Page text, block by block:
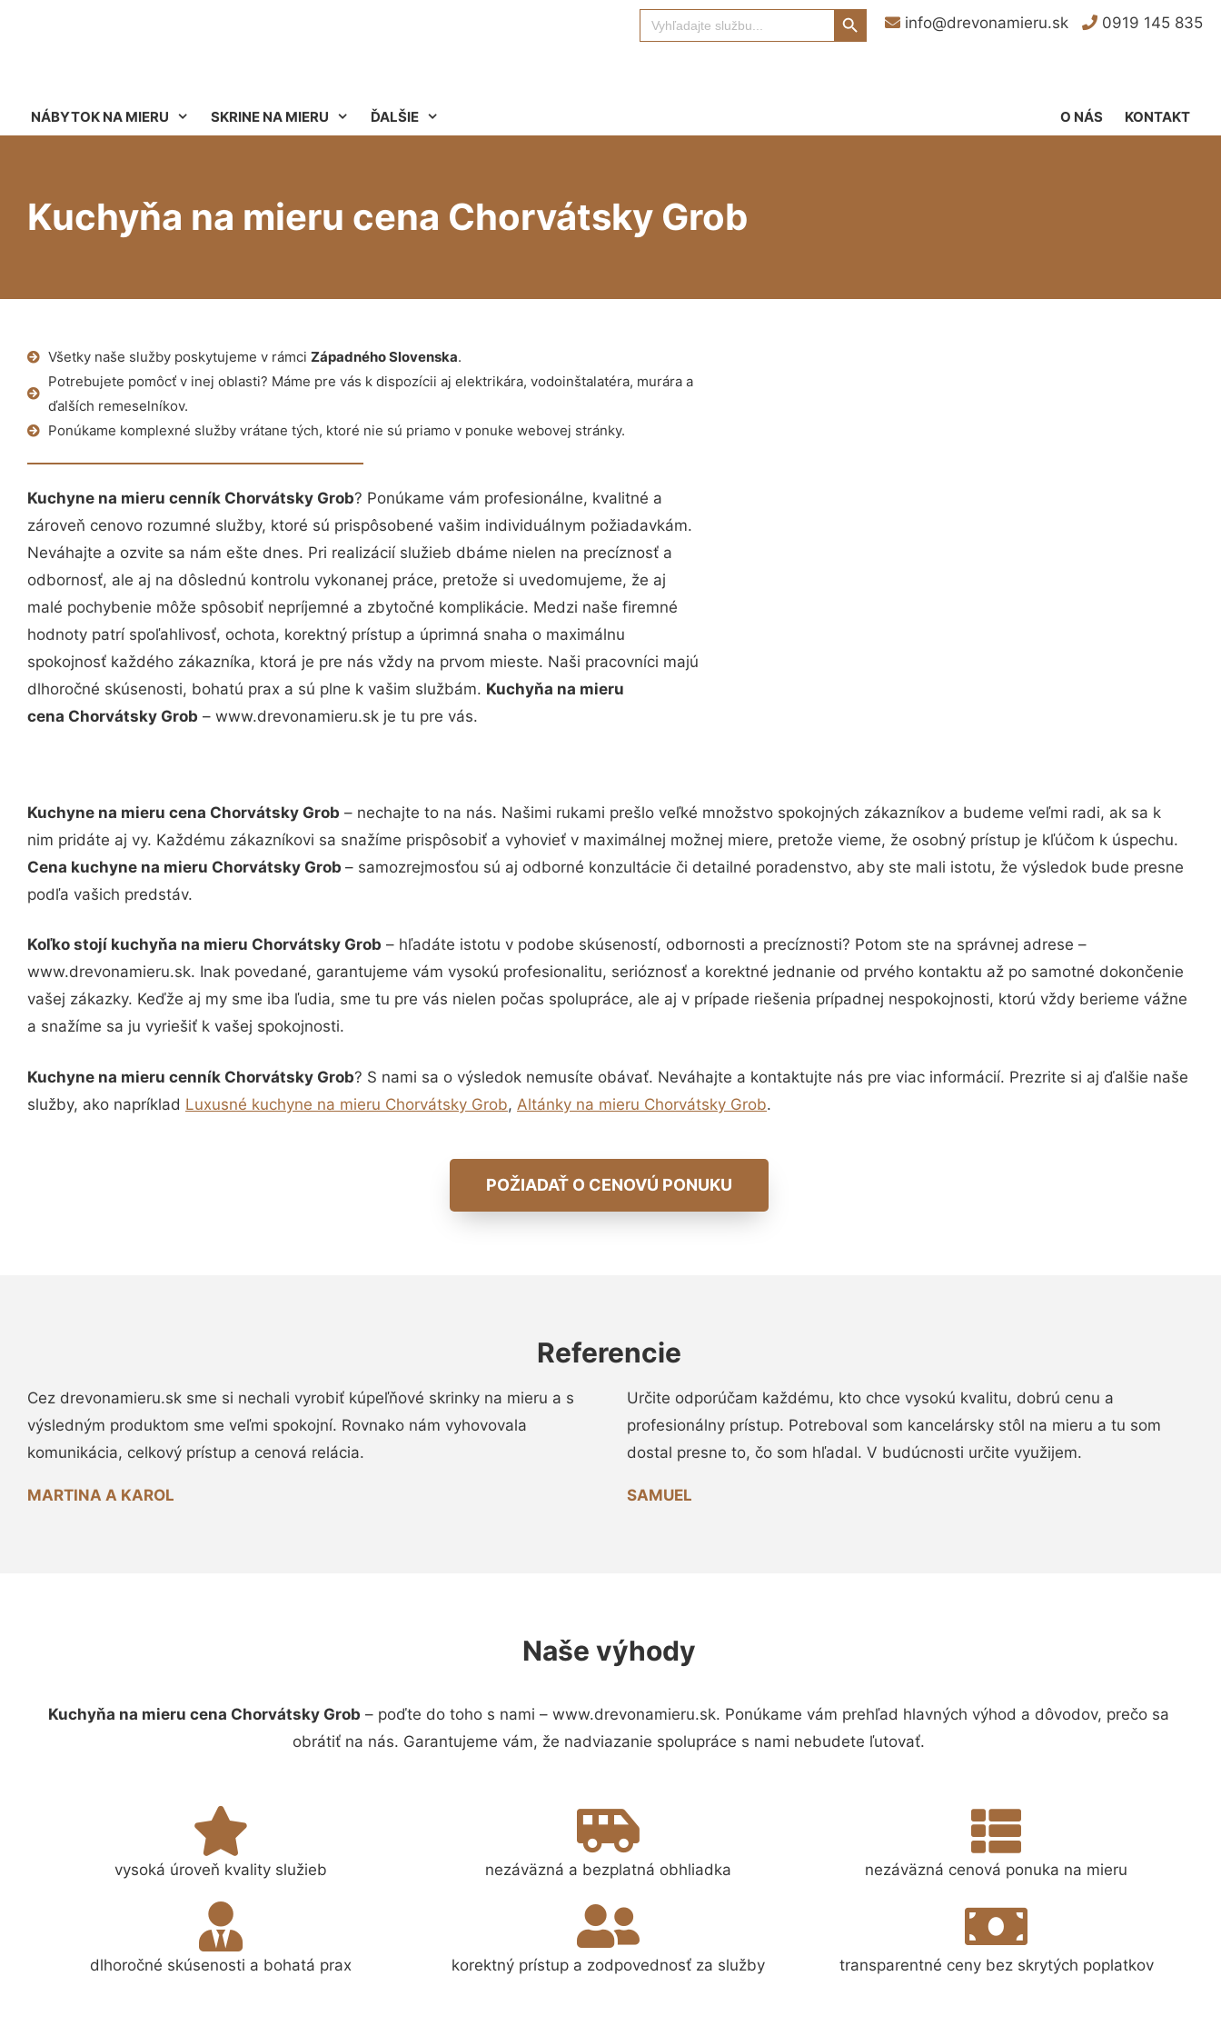
info@drevonamieru.sk 0919 145 835
Search
for:
Search Button
NÁBYTOK NA MIERU SKRINE NA MIERU ĎALŠIE KONTAKT
O NÁS
Kuchyňa na mieru cena Chorvátsky Grob
Všetky naše služby poskytujeme v rámci Západného Slovenska.
Potrebujete pomôcť v inej oblasti? Máme pre vás k dispozícii aj elektrikára, vodoinštalatéra, murára a
ďalších remeselníkov.
Ponúkame komplexné služby vrátane tých, ktoré nie sú priamo v ponuke webovej stránky.
Kuchyne na mieru cenník Chorvátsky Grob? Ponúkame vám profesionálne, kvalitné a
zároveň cenovo rozumné služby, ktoré sú prispôsobené vašim individuálnym požiadavkám.
Neváhajte a ozvite sa nám ešte dnes. Pri realizácií služieb dbáme nielen na precíznosť a
odbornosť, ale aj na dôslednú kontrolu vykonanej práce, pretože si uvedomujeme, že aj
malé pochybenie môže spôsobiť nepríjemné a zbytočné komplikácie. Medzi naše firemné
hodnoty patrí spoľahlivosť, ochota, korektný prístup a úprimná snaha o maximálnu
spokojnosť každého zákazníka, ktorá je pre nás vždy na prvom mieste. Naši pracovníci majú
dlhoročné skúsenosti, bohatú prax a sú plne k vašim službám. Kuchyňa na mieru
cena Chorvátsky Grob – www.drevonamieru.sk je tu pre vás.
Kuchyne na mieru cena Chorvátsky Grob – nechajte to na nás. Našimi rukami prešlo veľké množstvo spokojných zákazníkov a budeme veľmi radi, ak sa k
nim pridáte aj vy. Každému zákazníkovi sa snažíme prispôsobiť a vyhovieť v maximálnej možnej miere, pretože vieme, že osobný prístup je kľúčom k úspechu.
Cena kuchyne na mieru Chorvátsky Grob – samozrejmosťou sú aj odborné konzultácie či detailné poradenstvo, aby ste mali istotu, že výsledok bude presne
podľa vašich predstáv.
Koľko stojí kuchyňa na mieru Chorvátsky Grob – hľadáte istotu v podobe skúseností, odbornosti a precíznosti? Potom ste na správnej adrese –
www.drevonamieru.sk. Inak povedané, garantujeme vám vysokú profesionalitu, serióznosť a korektné jednanie od prvého kontaktu až po samotné dokončenie
vašej zákazky. Keďže aj my sme iba ľudia, sme tu pre vás nielen počas spolupráce, ale aj v prípade riešenia prípadnej nespokojnosti, ktorú vždy berieme vážne
a snažíme sa ju vyriešiť k vašej spokojnosti.
Kuchyne na mieru cenník Chorvátsky Grob? S nami sa o výsledok nemusíte obávať. Neváhajte a kontaktujte nás pre viac informácií. Prezrite si aj ďalšie naše
služby, ako napríklad Luxusné kuchyne na mieru Chorvátsky Grob, Altánky na mieru Chorvátsky Grob.
POŽIADAŤ O CENOVÚ PONUKU
Referencie
Cez drevonamieru.sk sme si nechali vyrobiť kúpeľňové skrinky na mieru a s
výsledným produktom sme veľmi spokojní. Rovnako nám vyhovovala
komunikácia, celkový prístup a cenová relácia.
MARTINA A KAROL
Určite odporúčam každému, kto chce vysokú kvalitu, dobrú cenu a
profesionálny prístup. Potreboval som kancelársky stôl na mieru a tu som
dostal presne to, čo som hľadal. V budúcnosti určite využijem.
SAMUEL
Naše výhody
Kuchyňa na mieru cena Chorvátsky Grob – poďte do toho s nami – www.drevonamieru.sk. Ponúkame vám prehľad hlavných výhod a dôvodov, prečo sa
obrátiť na nás. Garantujeme vám, že nadviazanie spolupráce s nami nebudete ľutovať.
vysoká úroveň kvality služieb nezáväzná a bezplatná obhliadka nezáväzná cenová ponuka na mieru
dlhoročné skúsenosti a bohatá prax korektný prístup a zodpovednosť za služby transparentné ceny bez skrytých poplatkov